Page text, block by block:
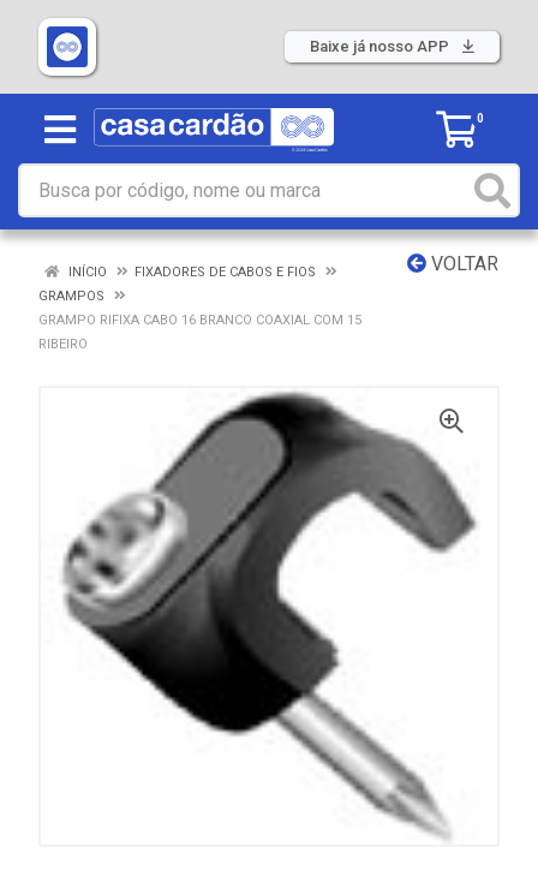
Baixe já nosso APP
0
VOLTAR
INÍCIO
FIXADORES DE CABOS E FIOS
GRAMPOS
GRAMPO RIFIXA CABO 16 BRANCO COAXIAL COM 15
RIBEIRO